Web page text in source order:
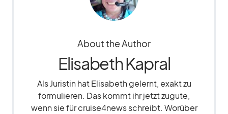
About the Author
Elisabeth Kapral
Als Juristin hat Elisabeth gelernt, exakt zu
formulieren. Das kommt ihr jetzt zugute,
wenn sie für cruise4news schreibt. Worüber